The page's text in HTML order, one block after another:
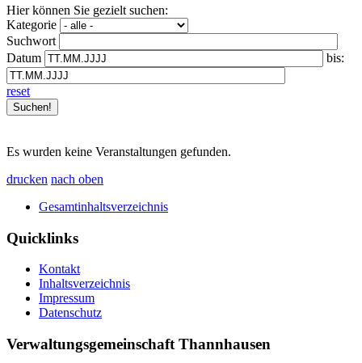
Hier können Sie gezielt suchen:
Kategorie
Suchwort
Datum
bis:
reset
Es wurden keine Veranstaltungen gefunden.
drucken nach oben
Gesamtinhaltsverzeichnis
Quicklinks
Kontakt
Inhaltsverzeichnis
Impressum
Datenschutz
Verwaltungsgemeinschaft Thannhausen